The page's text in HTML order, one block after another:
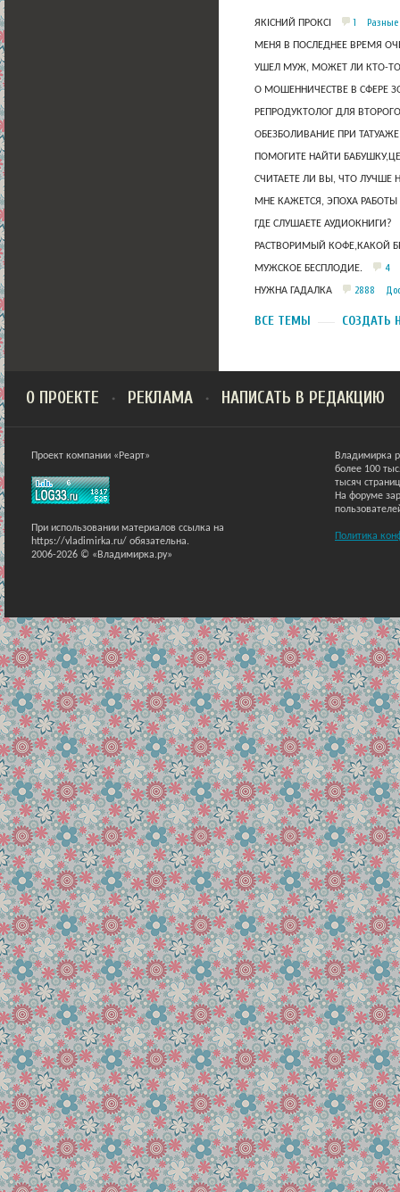
ЯКІСНИЙ ПРОКСІ 1
МЕНЯ В ПОСЛЕДНЕЕ ВРЕМЯ
УШЕЛ МУЖ, МОЖЕТ ЛИ КТО-ТО
О МОШЕННИЧЕСТВЕ В СФЕРЕ
РЕПРОДУКТОЛОГ ДЛЯ
ОБЕЗБОЛИВАНИЕ ПРИ
ПОМОГИТЕ НАЙТИ
СЧИТАЕТЕ ЛИ ВЫ, ЧТО ЛУЧШЕ
МНЕ КАЖЕТСЯ, ЭПОХА
ГДЕ СЛУШАЕТЕ АУДИОКНИГИ?
РАСТВОРИМЫЙ КОФЕ,КАКОЙ
МУЖСКОЕ БЕСПЛОДИЕ. 4
НУЖНА ГАДАЛКА 2888
ВСЕ ТЕМЫ СОЗДАТЬ
О ПРОЕКТЕ РЕКЛАМА НАПИСАТЬ В РЕДАКЦИЮ
Проект компании «Реарт»
При использовании материалов ссылка на
https://vladimirka.ru/ обязательна.
2006-2026 © «Владимирка.ру»
Владимирка
более 100
тысяч
На форуме
Политика